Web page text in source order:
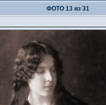
ФОТО 13 из 31